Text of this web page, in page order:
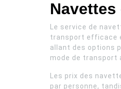
Le service de
transport efficace
allant des options
mode de transport
Les prix des
par personne,